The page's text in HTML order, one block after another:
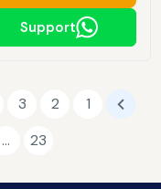
Support
1
2
3
23
…